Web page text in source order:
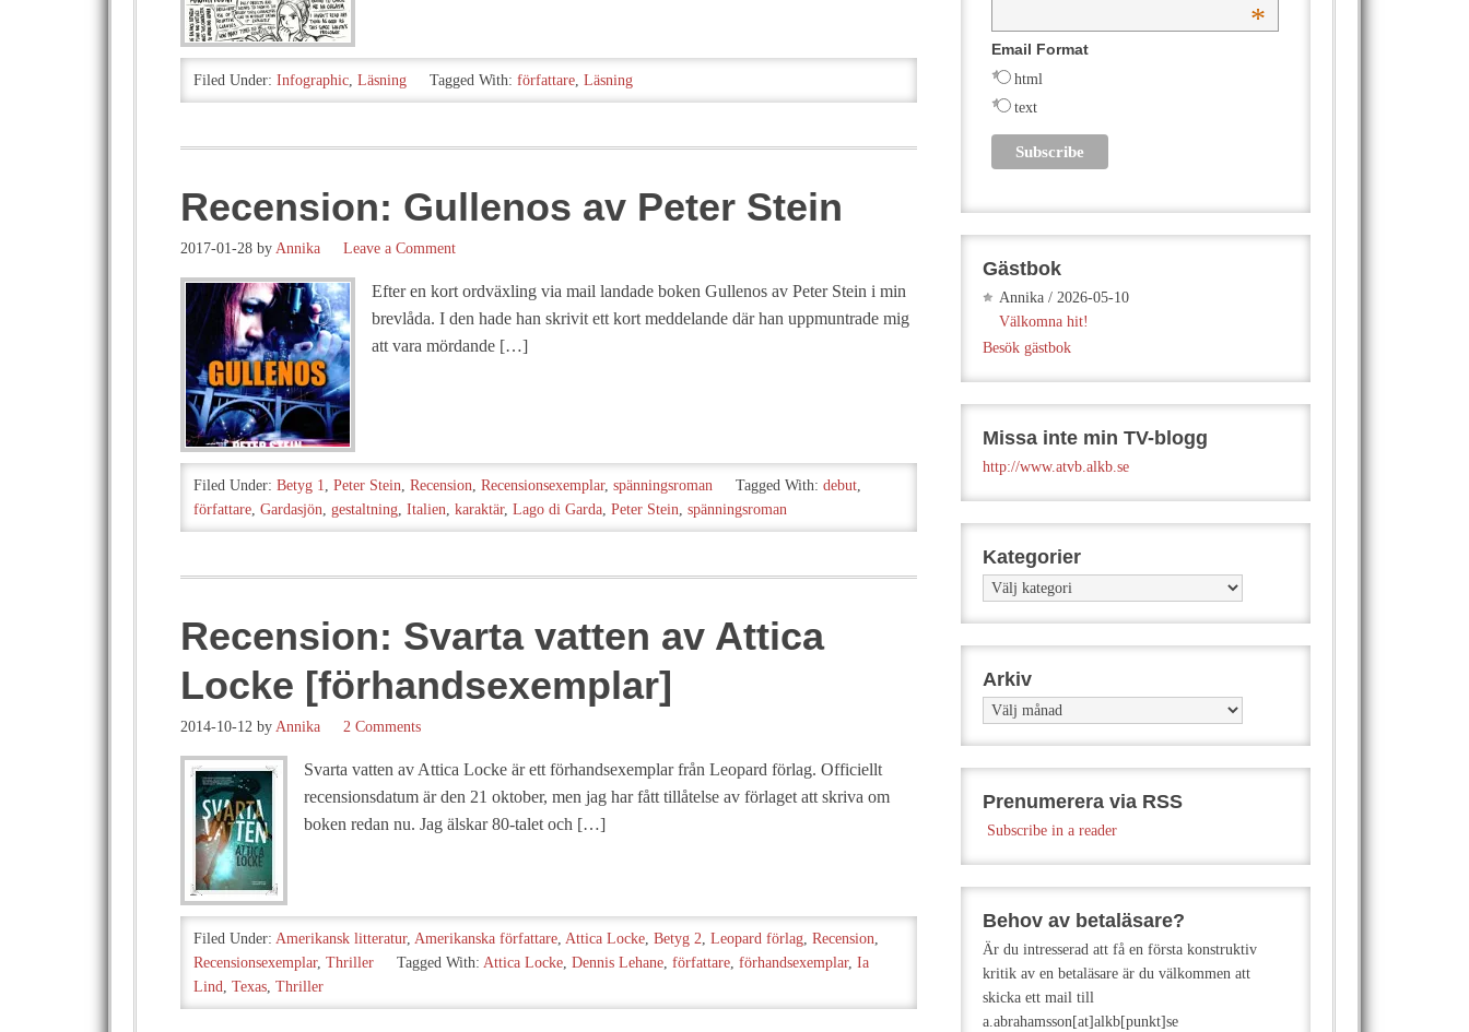
Filed Under: Infographic, Läsning Tagged With: författare, Läsning
Recension: Gullenos av Peter Stein
2017-01-28 by Annika Leave a Comment
Efter en kort ordväxling via mail landade boken Gullenos av Peter Stein i min
brevlåda. I den hade han skrivit ett kort meddelande där han uppmuntrade mig
att vara mördande […]
Filed Under: Betyg 1, Peter Stein, Recension, Recensionsexemplar, spänningsroman Tagged With: debut,
författare, Gardasjön, gestaltning, Italien, karaktär, Lago di Garda, Peter Stein, spänningsroman
Recension: Svarta vatten av Attica
Locke [förhandsexemplar]
2014-10-12 by Annika 2 Comments
Svarta vatten av Attica Locke är ett förhandsexemplar från Leopard förlag. Officiellt
recensionsdatum är den 21 oktober, men jag har fått tillåtelse av förlaget att skriva om
boken redan nu. Jag älskar 80-talet och […]
Filed Under: Amerikansk litteratur, Amerikanska författare, Attica Locke, Betyg 2, Leopard förlag, Recension,
Recensionsexemplar, Thriller Tagged With: Attica Locke, Dennis Lehane, författare, förhandsexemplar, Ia
Lind, Texas, Thriller
*
Email Format
html
text
Gästbok
Annika / 2026-05-10
Välkomna hit!
Besök gästbok
Missa inte min TV-blogg
http://www.atvb.alkb.se
Kategorier
Kategorier
Arkiv
Arkiv
Prenumerera via RSS
Subscribe in a reader
Behov av betaläsare?
Är du intresserad att få en första konstruktiv
kritik av en betaläsare är du välkommen att
skicka ett mail till
a.abrahamsson[at]alkb[punkt]se